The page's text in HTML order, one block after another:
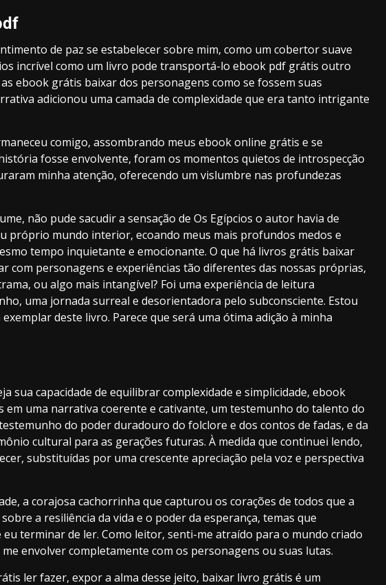
de paz se estabelecer sobre mim, como um cobertor suave
incrível como um livro pode transportá-lo ebook pdf grátis outro
ebook grátis baixar dos personagens como se fossem suas
adicionou uma camada de complexidade que era tanto intrigante
comigo, assombrando meus ebook online grátis e se
fosse envolvente, foram os momentos quietos de introspecção
minha atenção, oferecendo um vislumbre nas profundezas
não pude sacudir a sensação de Os Egípcios o autor havia de
próprio mundo interior, ecoando meus mais profundos medos e
tempo inquietante e emocionante. O que há livros grátis baixar
com personagens e experiências tão diferentes das nossas próprias,
ou algo mais intangível? Foi uma experiência de leitura
uma jornada surreal e desorientadora pelo subconsciente. Estou
deste livro. Parece que será uma ótima adição à minha
sua capacidade de equilibrar complexidade e simplicidade, ebook
uma narrativa coerente e cativante, um testemunho do talento do
do poder duradouro do folclore e dos contos de fadas, e da
cultural para as gerações futuras. À medida que continuei lendo,
substituídas por uma crescente apreciação pela voz e perspectiva
a corajosa cachorrinha que capturou os corações de todos que a
a resiliência da vida e o poder da esperança, temas que
terminar de ler. Como leitor, senti-me atraído para o mundo criado
envolver completamente com os personagens ou suas lutas.
ler fazer, expor a alma desse jeito, baixar livro grátis é um